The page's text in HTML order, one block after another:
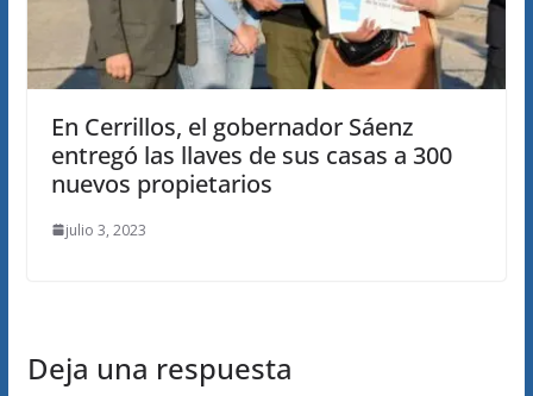
En Cerrillos, el gobernador Sáenz
entregó las llaves de sus casas a 300
nuevos propietarios
julio 3, 2023
Deja una respuesta